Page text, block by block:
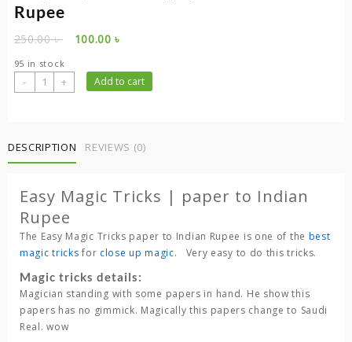
Rupee
250.00৳
Original
was:
250.00 ৳ .
100.00৳
is:
100.00 ৳ .
95 in stock
-
Easy
Magic
paper
to
Rupee
quantity
+ Add to cart
DESCRIPTION REVIEWS (0)
Easy Magic Tricks | paper to Indian
Rupee
The Easy Magic Tricks paper to Indian Rupee is one of the best
magic tricks for close up magic. Very easy to do this tricks.
Magic tricks details:
Magician standing with some papers in hand. He show this
papers has no gimmick. Magically this papers change to Saudi
Real. wow